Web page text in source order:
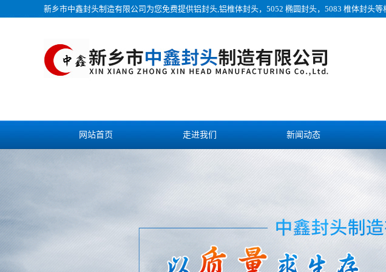
新乡市中鑫封头制造有限公司为您免费提供铝封头,铝椎体封头，5052 椭圆封头，5083 椎体封头
网站首页 走进我们 新闻动态
诚聘英才